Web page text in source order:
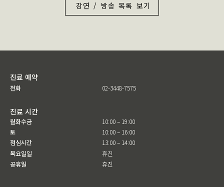
강연 / 방송 목록 보기
진료 예약
전화 02-3448-7575
진료 시간
월화수금
토
점심시간
목요일일
공휴일
10:00 – 19:00
10:00 – 16:00
13:00 – 14:00
휴진
휴진